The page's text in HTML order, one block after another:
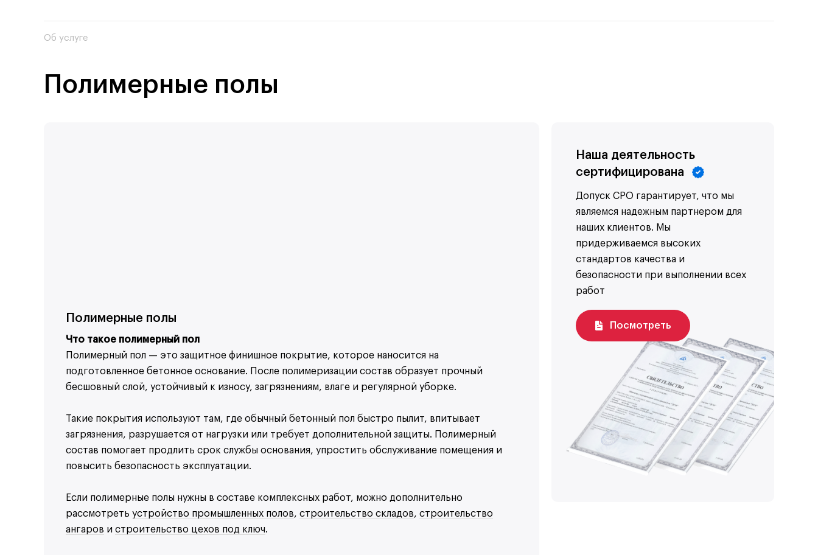
Об услуге
Полимерные полы
Полимерные полы
Что такое полимерный пол
Полимерный пол — это защитное финишное покрытие, которое наносится на
подготовленное бетонное основание. После полимеризации состав образует прочный
бесшовный слой, устойчивый к износу, загрязнениям, влаге и регулярной уборке.
Такие покрытия используют там, где обычный бетонный пол быстро пылит, впитывает
загрязнения, разрушается от нагрузки или требует дополнительной защиты. Полимерный
состав помогает продлить срок службы основания, упростить обслуживание помещения и
повысить безопасность эксплуатации.
Если полимерные полы нужны в составе комплексных работ, можно дополнительно
рассмотреть устройство промышленных полов, строительство складов, строительство
ангаров и строительство цехов под ключ.
Наша деятельность
сертифицирована
Допуск СРО гарантирует, что мы
являемся надежным партнером для
наших клиентов. Мы
придерживаемся высоких
стандартов качества и
безопасности при выполнении всех
работ
Посмотреть